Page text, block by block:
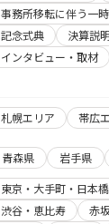
事務所移転に伴う一
記念式典
決算説
インタビュー・取材
札幌エリア 帯広
青森県 岩手県
東京・大手町・日本橋
渋谷・恵比寿
赤